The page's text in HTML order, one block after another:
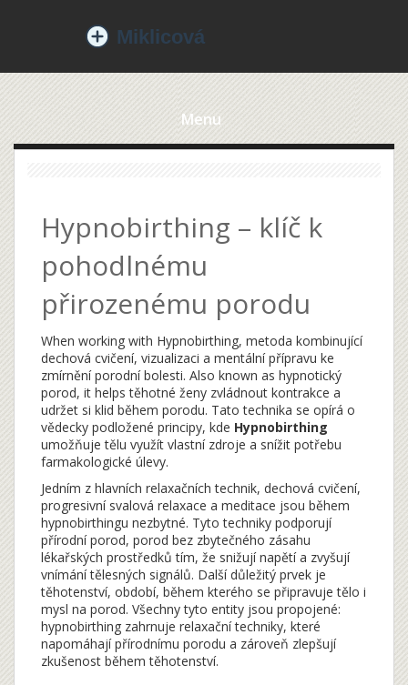
Menu
Hypnobirthing – klíč k
pohodlnému
přirozenému porodu
When working with Hypnobirthing, metoda kombinující
dechová cvičení, vizualizaci a mentální přípravu ke
zmírnění porodní bolesti. Also known as hypnotický
porod, it helps těhotné ženy zvládnout kontrakce a
udržet si klid během porodu. Tato technika se opírá o
vědecky podložené principy, kde Hypnobirthing
umožňuje tělu využít vlastní zdroje a snížit potřebu
farmakologické úlevy.
Jedním z hlavních relaxačních technik, dechová cvičení,
progresivní svalová relaxace a meditace jsou během
hypnobirthingu nezbytné. Tyto techniky podporují
přírodní porod, porod bez zbytečného zásahu
lékařských prostředků tím, že snižují napětí a zvyšují
vnímání tělesných signálů. Další důležitý prvek je
těhotenství, období, během kterého se připravuje tělo i
mysl na porod. Všechny tyto entity jsou propojené:
hypnobirthing zahrnuje relaxační techniky, které
napomáhají přírodnímu porodu a zároveň zlepšují
zkušenost během těhotenství.